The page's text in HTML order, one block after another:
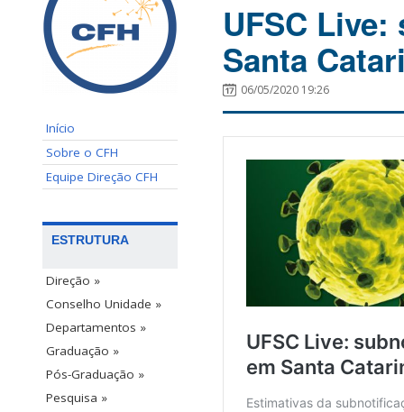
Início
Sobre o CFH
Equipe Direção CFH
ESTRUTURA
Direção »
Conselho Unidade »
Departamentos »
Graduação »
Pós-Graduação »
Pesquisa »
UFSC
Santa
06/05/2020 19:26